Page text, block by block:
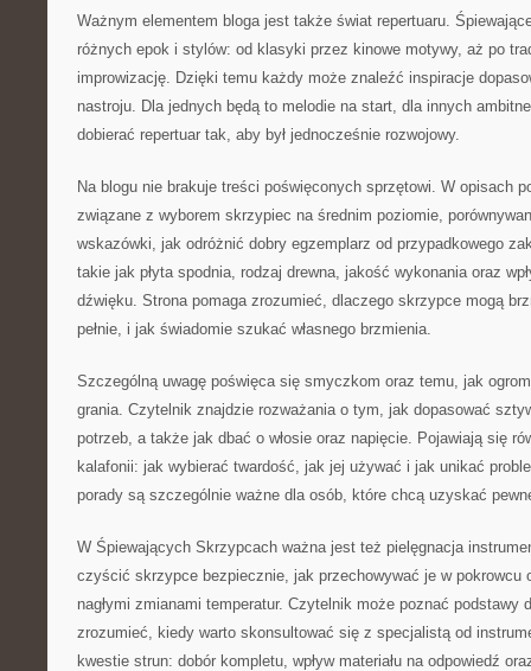
Ważnym elementem bloga jest także świat repertuaru.
różnych epok i stylów: od klasyki przez kinowe motywy, aż po
improwizację. Dzięki temu każdy może znaleźć inspiracje
nastroju. Dla jednych będą to melodie na start, dla innych
dobierać repertuar tak, aby był jednocześnie rozwojowy.
Na blogu nie brakuje treści poświęconych sprzętowi. W opisach
związane z wyborem skrzypiec na średnim poziomie,
wskazówki, jak odróżnić dobry egzemplarz od przypadkowego
takie jak płyta spodnia, rodzaj drewna, jakość wykonania oraz
dźwięku. Strona pomaga zrozumieć, dlaczego skrzypce mogą
pełnie, i jak świadomie szukać własnego brzmienia.
Szczególną uwagę poświęca się smyczkom oraz temu, jak
grania. Czytelnik znajdzie rozważania o tym, jak dopasować
potrzeb, a także jak dbać o włosie oraz napięcie. Pojawiają się
kalafonii: jak wybierać twardość, jak jej używać i jak unikać
porady są szczególnie ważne dla osób, które chcą uzyskać
W Śpiewających Skrzypcach ważna jest też pielęgnacja
czyścić skrzypce bezpiecznie, jak przechowywać je w pokrowcu
nagłymi zmianami temperatur. Czytelnik może poznać podstawy
zrozumieć, kiedy warto skonsultować się z specjalistą od
kwestie strun: dobór kompletu, wpływ materiału na odpowiedź